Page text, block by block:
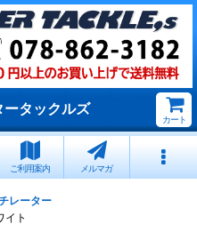
ータックルズ
カート
ご利用案内 メルマガ
レーター
ト